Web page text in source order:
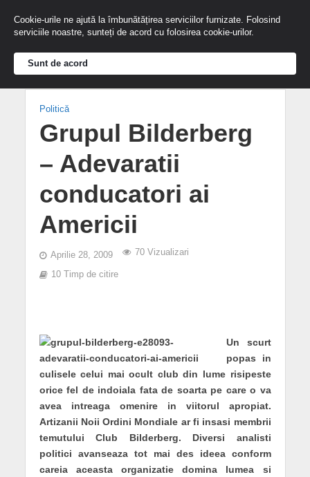
Politică
Grupul Bilderberg
– Adevaratii
conducatori ai
Americii
Aprilie 28, 2009 70 Vizualizari
10 Timp de citire
Un scurt
popas in
culisele celui mai ocult club din lume risipeste
orice fel de indoiala fata de soarta pe care o va
avea intreaga omenire in viitorul apropiat.
Artizanii Noii Ordini Mondiale ar fi insasi membrii
temutului Club Bilderberg. Diversi analisti
politici avanseaza tot mai des ideea conform
careia aceasta organizatie domina lumea si
Cookie-urile ne ajută la îmbunătățirea serviciilor furnizate. Folosind
serviciile noastre, sunteți de acord cu folosirea cookie-urilor.
Sunt de acord